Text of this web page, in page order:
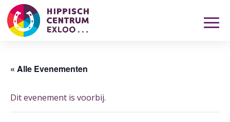
« Alle Evenementen
Dit evenement is voorbij.